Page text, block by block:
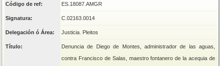
Código de ref: ES.18087.AMGR
Signatura: C.02163.0014
Delegación ó Área: Justicia. Pleitos
Título:
Denuncia de Diego de Montes, administrador de las aguas,
contra Francisco de Salas, maestro fontanero de la acequia de